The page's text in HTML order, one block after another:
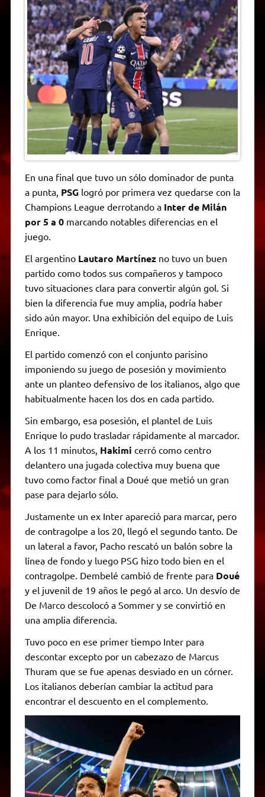
t
s
A
p
p
e
g
r
a
m
t
t
e
r
e
b
o
o
k
s
e
n
g
e
r
y
L
i
n
k
i
l
n
t
F
r
i
e
n
d
l
y
En una final que tuvo un sólo dominador de punta
a punta, PSGlogró por primera vez quedarse con la
Champions League derrotando a Inter de Milán
por 5 a 0marcando notables diferencias en el
juego.
El argentino Lautaro Martínez no tuvo un buen
partido como todos sus compañeros y tampoco
tuvo situaciones clara para convertir algún gol. Si
bien la diferencia fue muy amplia, podría haber
sido aún mayor. Una exhibición del equipo de Luis
Enrique.
El partido comenzó con el conjunto parisino
imponiendo su juego de posesión y movimiento
ante un planteo defensivo de los italianos, algo que
habitualmente hacen los dos en cada partido.
Sin embargo, esa posesión, el plantel de Luis
Enrique lo pudo trasladar rápidamente al marcador.
A los 11 minutos, Hakimi cerró como centro
delantero una jugada colectiva muy buena que
tuvo como factor final a Doué que metió un gran
pase para dejarlo sólo.
Justamente un ex Inter apareció para marcar, pero
de contragolpe a los 20, llegó el segundo tanto. De
un lateral a favor, Pacho rescató un balón sobre la
línea de fondo y luego PSG hizo todo bien en el
contragolpe. Dembelé cambió de frente para Doué
y el juvenil de 19 años le pegó al arco. Un desvío de
De Marco descolocó a Sommer y se convirtió en
una amplia diferencia.
Tuvo poco en ese primer tiempo Inter para
descontar excepto por un cabezazo de Marcus
Thuram que se fue apenas desviado en un córner.
Los italianos deberían cambiar la actitud para
encontrar el descuento en el complemento.